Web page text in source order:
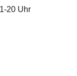
20 Uhr